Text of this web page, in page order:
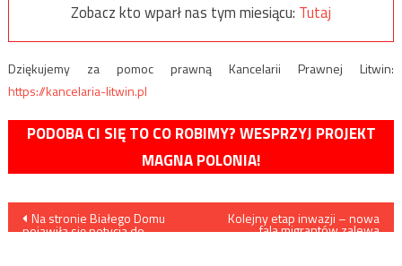
Zobacz kto wparł nas tym miesiącu: Tutaj
Dziękujemy za pomoc prawną Kancelarii Prawnej Litwin:
https://kancelaria-litwin.pl
PODOBA CI SIĘ TO CO ROBIMY? WESPRZYJ PROJEKT
MAGNA POLONIA!
Nawigacja
Na stronie Białego Domu
pojawiła się petycja do
Kolejny etap inwazji – nowa
fala migrantów zalewa